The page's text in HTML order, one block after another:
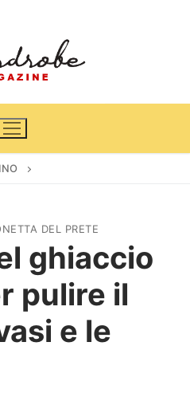
DEL PRETE
ghiaccio
pulire il
e le